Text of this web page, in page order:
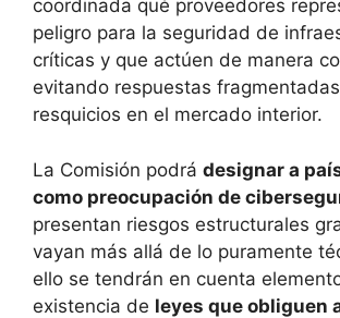
coordinada qué proveedores
peligro para la seguridad de
críticas y que actúen de manera
evitando respuestas
resquicios en el mercado interior.
La Comisión podrá designar a
como preocupación de
presentan riesgos estructurales
vayan más allá de lo puramente
ello se tendrán en cuenta
existencia de leyes que obliguen